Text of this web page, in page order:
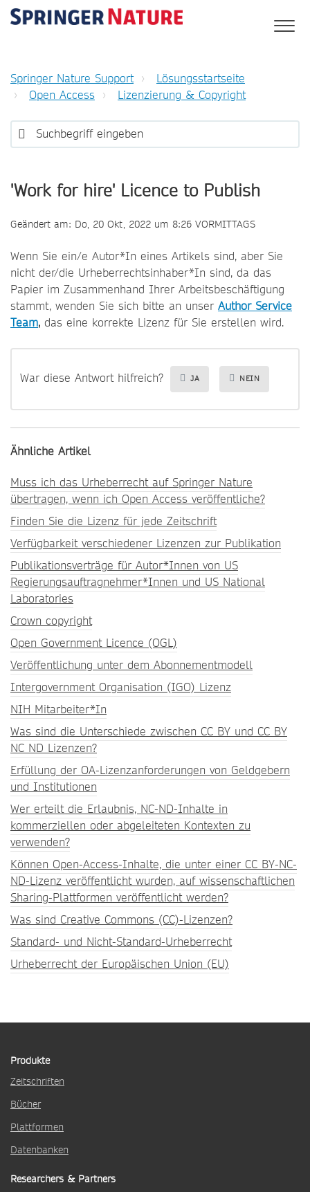
Springer Nature Support
Lösungsstartseite
Open Access
Lizenzierung & Copyright
'Work for hire' Licence to Publish
Geändert am: Do, 20 Okt, 2022 um 8:26 VORMITTAGS
Wenn Sie ein/e Autor*In eines Artikels sind, aber Sie
nicht der/die Urheberrechtsinhaber*In sind, da das
Papier im Zusammenhand Ihrer Arbeitsbeschäftigung
stammt, wenden Sie sich bitte an unser Author Service
Team, das eine korrekte Lizenz für Sie erstellen wird.
War diese Antwort hilfreich? JA NEIN
Ähnliche Artikel
Muss ich das Urheberrecht auf Springer Nature
übertragen, wenn ich Open Access veröffentliche?
Finden Sie die Lizenz für jede Zeitschrift
Verfügbarkeit verschiedener Lizenzen zur Publikation
Publikationsverträge für Autor*Innen von US
Regierungsauftragnehmer*Innen und US National
Laboratories
Crown copyright
Open Government Licence (OGL)
Veröffentlichung unter dem Abonnementmodell
Intergovernment Organisation (IGO) Lizenz
NIH Mitarbeiter*In
Was sind die Unterschiede zwischen CC BY und CC BY
NC ND Lizenzen?
Erfüllung der OA-Lizenzanforderungen von Geldgebern
und Institutionen
Wer erteilt die Erlaubnis, NC-ND-Inhalte in
kommerziellen oder abgeleiteten Kontexten zu
verwenden?
Können Open-Access-Inhalte, die unter einer CC BY-NC-
ND-Lizenz veröffentlicht wurden, auf wissenschaftlichen
Sharing-Plattformen veröffentlicht werden?
Was sind Creative Commons (CC)-Lizenzen?
Standard- und Nicht-Standard-Urheberrecht
Urheberrecht der Europäischen Union (EU)
Produkte
Zeitschriften
Bücher
Plattformen
Datenbanken
Researchers & Partners